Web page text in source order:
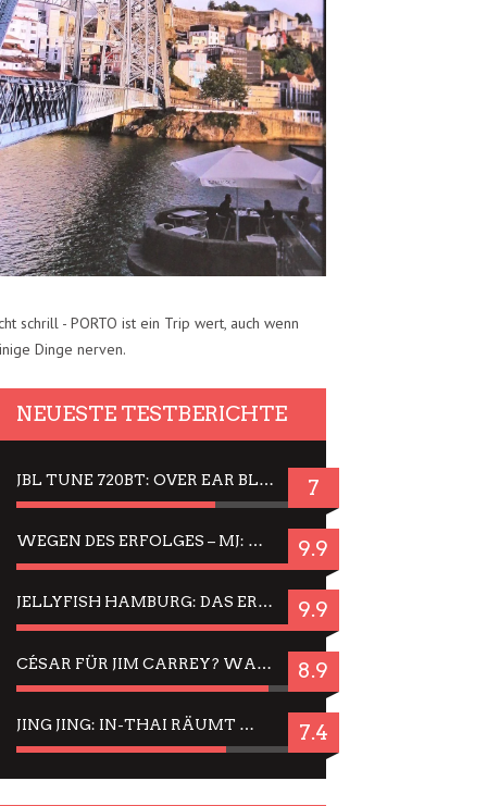
schrill - PORTO ist ein Trip wert, auch wenn
Dinge nerven.
NEUESTE TESTBERICHTE
JBL TUNE 720BT: OVER EAR BLUETOOTH KOPFHÖRER UM DIE 50,-€ IM DAUER-TEST 7
WEGEN DES ERFOLGES – MJ: MICHAEL JACKSON MUSICAL IN EINER MATINEE SEHEN 9.9
JELLYFISH HAMBURG: DAS ERFOLGREICHE SOMMER-MENÜ 2025 IN GEFÜHLEN UND BILDERN 9.9
CÉSAR FÜR JIM CARREY? WARUM DAS EINER DER NERVIGSTEN ACTORS IST UND BLEIBT 8.9
JING JING: IN-THAI RÄUMT WIEDER TITEL AB – EIN ZWEI-STUNDEN-ERLEBNISBERICHT 7.4